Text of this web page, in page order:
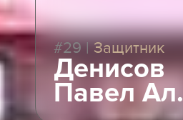
#29 |Защитник
Денисов
Павел Ал.